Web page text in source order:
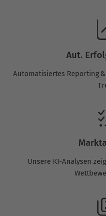
Aut.
Automatisiertes Reporting
Unsere KI-Analysen